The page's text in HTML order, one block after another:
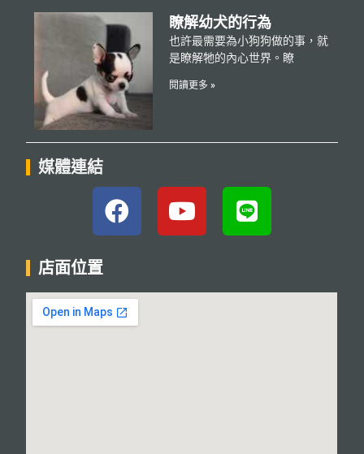
瞭解幼犬的行為
也許最需要為小狗狗做的事，就
是瞭解牠的內心世界。瞭
閱讀更多 »
媒體連結
店面位置